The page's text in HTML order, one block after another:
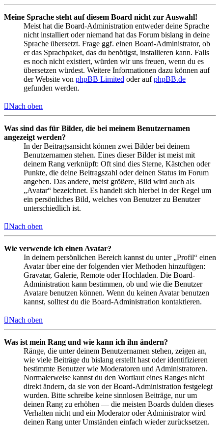
Meine Sprache steht auf diesem Board nicht zur Auswahl!
Meist hat die Board-Administration entweder deine Sprache
nicht installiert oder niemand hat das Forum bislang in deine
Sprache übersetzt. Frage ggf. einen Board-Administrator, ob
er das Sprachpaket, das du benötigst, installieren kann. Falls
es noch nicht existiert, würden wir uns freuen, wenn du es
übersetzen würdest. Weitere Informationen dazu können auf
der Website von phpBB Limited oder aufphpBB.de
gefunden werden.
Nach oben
Was sind das für Bilder, die bei meinem Benutzernamen
angezeigt werden?
In der Beitragsansicht können zwei Bilder bei deinem
Benutzernamen stehen. Eines dieser Bilder ist meist mit
deinem Rang verknüpft: Oft sind dies Sterne, Kästchen oder
Punkte, die deine Beitragszahl oder deinen Status im Forum
angeben. Das andere, meist größere, Bild wird auch als
„Avatar“ bezeichnet. Es handelt sich hierbei in der Regel um
ein persönliches Bild, welches von Benutzer zu Benutzer
unterschiedlich ist.
Nach oben
Wie verwende ich einen Avatar?
In deinem persönlichen Bereich kannst du unter „Profil“ einen
Avatar über eine der folgenden vier Methoden hinzufügen:
Gravatar, Galerie, Remote oder Hochladen. Die Board-
Administration kann bestimmen, ob und wie die Benutzer
Avatare benutzen können. Wenn du keinen Avatar benutzen
kannst, solltest du die Board-Administration kontaktieren.
Nach oben
Was ist mein Rang und wie kann ich ihn ändern?
Ränge, die unter deinem Benutzernamen stehen, zeigen an,
wie viele Beiträge du bislang erstellt hast oder identifizieren
bestimmte Benutzer wie Moderatoren und Administratoren.
Normalerweise kannst du den Wortlaut eines Ranges nicht
direkt ändern, da sie von der Board-Administration festgelegt
wurden. Bitte schreibe keine sinnlosen Beiträge, nur um
deinen Rang zu erhöhen — die meisten Boards dulden dieses
Verhalten nicht und ein Moderator oder Administrator wird
deinen Rang unter Umständen einfach wieder zurücksetzen.